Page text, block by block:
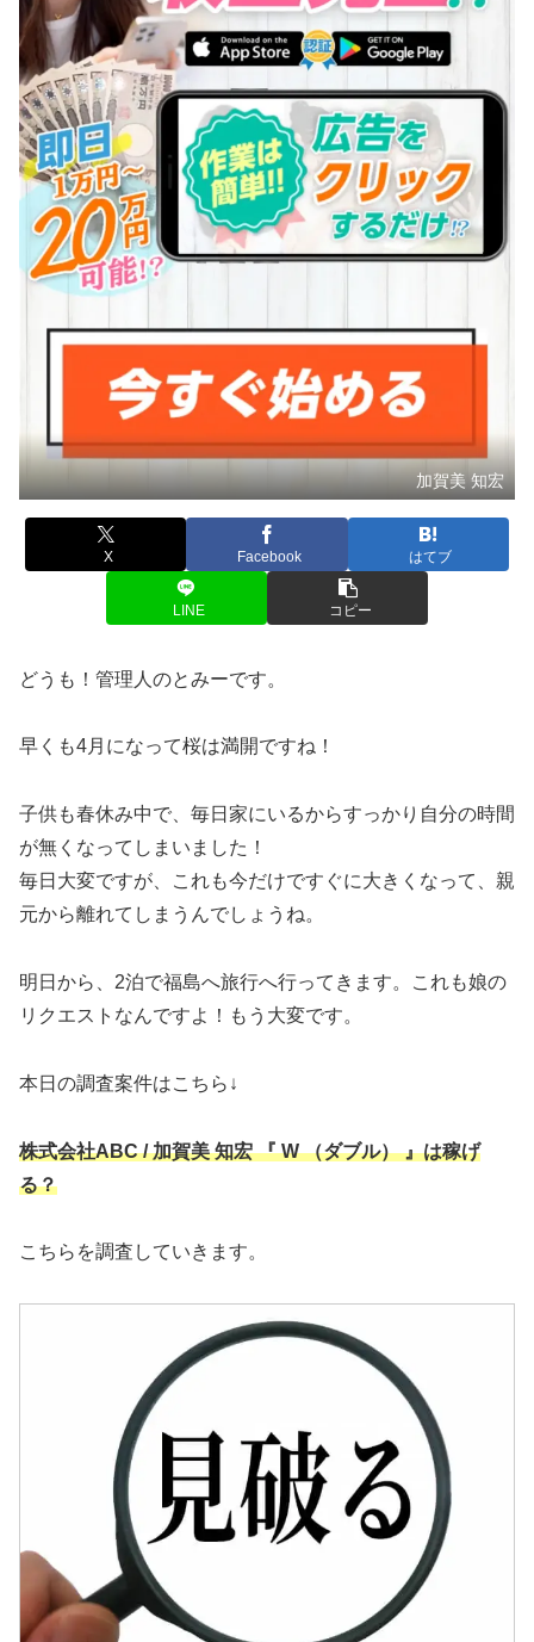
加賀美 知宏
X Facebook はてブ
LINE コピー
どうも！管理人のとみーです。
早くも4月になって桜は満開ですね！
子供も春休み中で、毎日家にいるからすっかり自分の時間
が無くなってしまいました！
毎日大変ですが、これも今だけですぐに大きくなって、親
元から離れてしまうんでしょうね。
明日から、2泊で福島へ旅行へ行ってきます。これも娘の
リクエストなんですよ！もう大変です。
本日の調査案件はこちら↓
株式会社ABC / 加賀美 知宏 『 W （ダブル） 』は稼げ
る？
こちらを調査していきます。